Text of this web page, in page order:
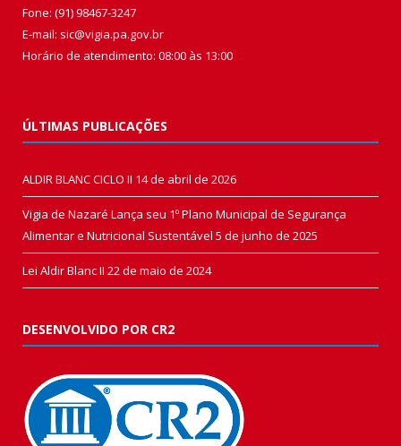
Fone: (91) 98467-3247
E-mail: sic@vigia.pa.gov.br
Horário de atendimento: 08:00 às 13:00
ÚLTIMAS PUBLICAÇÕES
ALDIR BLANC CICLO II 14 de abril de 2026
Vigia de Nazaré Lança seu 1º Plano Municipal de Segurança
Alimentar e Nutricional Sustentável 5 de junho de 2025
Lei Aldir Blanc II 22 de maio de 2024
DESENVOLVIDO POR CR2